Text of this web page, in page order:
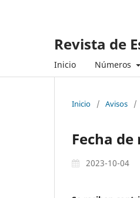
Revista de
Inicio Números
Inicio / Avisos /
Fecha
2023-10-04